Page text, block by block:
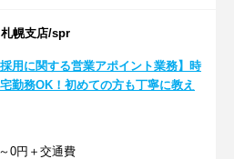
幌支店/spr
採用に関する営業アポイント業務】時
勤務OK！初めての方も丁寧に教え
0円＋交通費